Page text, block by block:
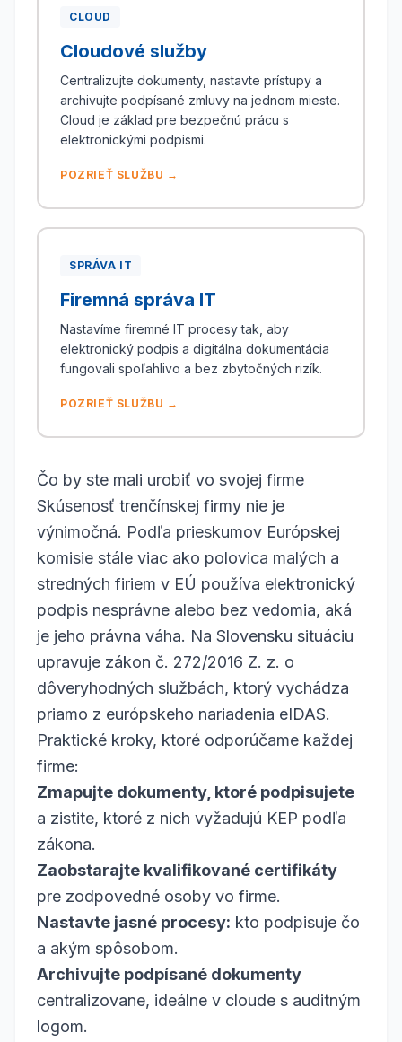
CLOUD
Cloudové služby
Centralizujte dokumenty, nastavte prístupy a
archivujte podpísané zmluvy na jednom mieste.
Cloud je základ pre bezpečnú prácu s
elektronickými podpismi.
POZRIEŤ SLUŽBU →
SPRÁVA IT
Firemná správa IT
Nastavíme firemné IT procesy tak, aby
elektronický podpis a digitálna dokumentácia
fungovali spoľahlivo a bez zbytočných rizík.
POZRIEŤ SLUŽBU →
Čo by ste mali urobiť vo svojej firme
Skúsenosť trenčínskej firmy nie je
výnimočná. Podľa prieskumov Európskej
komisie stále viac ako polovica malých a
stredných firiem v EÚ používa elektronický
podpis nesprávne alebo bez vedomia, aká
je jeho právna váha. Na Slovensku situáciu
upravuje zákon č. 272/2016 Z. z. o
dôveryhodných službách, ktorý vychádza
priamo z európskeho nariadenia eIDAS.
Praktické kroky, ktoré odporúčame každej
firme:
Zmapujte dokumenty, ktoré podpisujete
a zistite, ktoré z nich vyžadujú KEP podľa
zákona.
Zaobstarajte kvalifikované certifikáty
pre zodpovedné osoby vo firme.
Nastavte jasné procesy: kto podpisuje čo
a akým spôsobom.
Archivujte podpísané dokumenty
centralizovane, ideálne v cloude s auditným
logom.